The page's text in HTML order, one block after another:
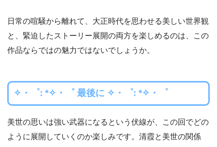
日常の喧騒から離れて、大正時代を思わせる美しい世界観
と、緊迫したストーリー展開の両方を楽しめるのは、この
作品ならではの魅力ではないでしょうか。
✧・゜: *✧・゜ 最後に ✧・゜: *✧・゜
美世の思いは強い武器になるという伏線が、この回でどの
ように展開していくのか楽しみです。清霞と美世の関係